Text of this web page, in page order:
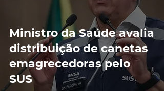
Ministro da Saúde avalia
distribuição de canetas
emagrecedoras pelo
SUS